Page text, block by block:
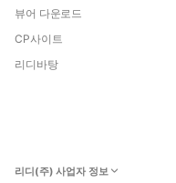
뷰어 다운로드
CP사이트
리디바탕
리디(주) 사업자 정보